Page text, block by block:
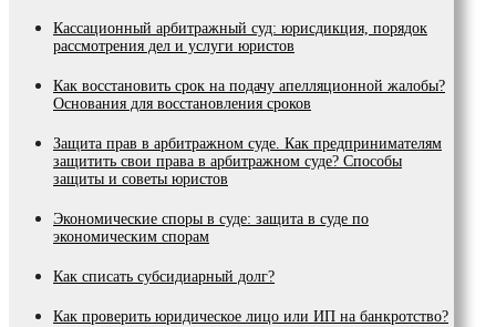
Кассационный арбитражный суд: юрисдикция, порядок
рассмотрения дел и услуги юристов
Как восстановить срок на подачу апелляционной жалобы?
Основания для восстановления сроков
Защита прав в арбитражном суде. Как предпринимателям
защитить свои права в арбитражном суде? Способы
защиты и советы юристов
Экономические споры в суде: защита в суде по
экономическим спорам
Как списать субсидиарный долг?
Как проверить юридическое лицо или ИП на банкротство?